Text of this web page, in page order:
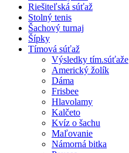
Riešiteľská súťaž
Stolný tenis
Šachový turnaj
Šípky
Tímová súťaž
Výsledky tím.súťaže
Americký žolík
Dáma
Frisbee
Hlavolamy
Kalčeto
Kvíz o šachu
Maľovanie
Námorná bitka